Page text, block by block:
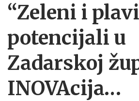
“Zeleni i plavi
potencijali u
Zadarskoj
INOVAcija…